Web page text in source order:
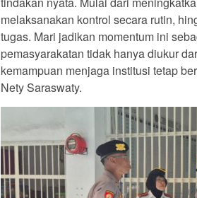
melaksanakan kontrol secara rutin,
tugas. Mari jadikan momentum ini
pemasyarakatan tidak hanya diukur
kemampuan menjaga institusi tetap
Nety Saraswaty.